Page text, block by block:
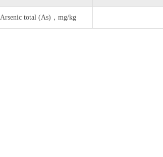
Arsenic total (As)，mg/kg